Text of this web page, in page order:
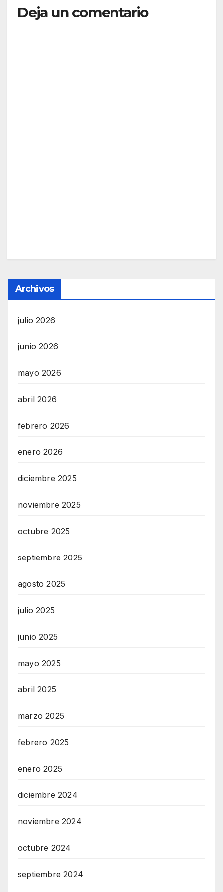
Deja un comentario
Archivos
julio 2026
junio 2026
mayo 2026
abril 2026
febrero 2026
enero 2026
diciembre 2025
noviembre 2025
octubre 2025
septiembre 2025
agosto 2025
julio 2025
junio 2025
mayo 2025
abril 2025
marzo 2025
febrero 2025
enero 2025
diciembre 2024
noviembre 2024
octubre 2024
septiembre 2024